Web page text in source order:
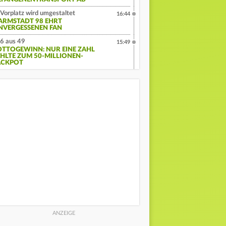
Vorplatz wird umgestaltet
98 EHRT
FAN
16:44
6 aus 49
NUR EINE ZAHL
ZUM 50-MILLIONEN-
15:49